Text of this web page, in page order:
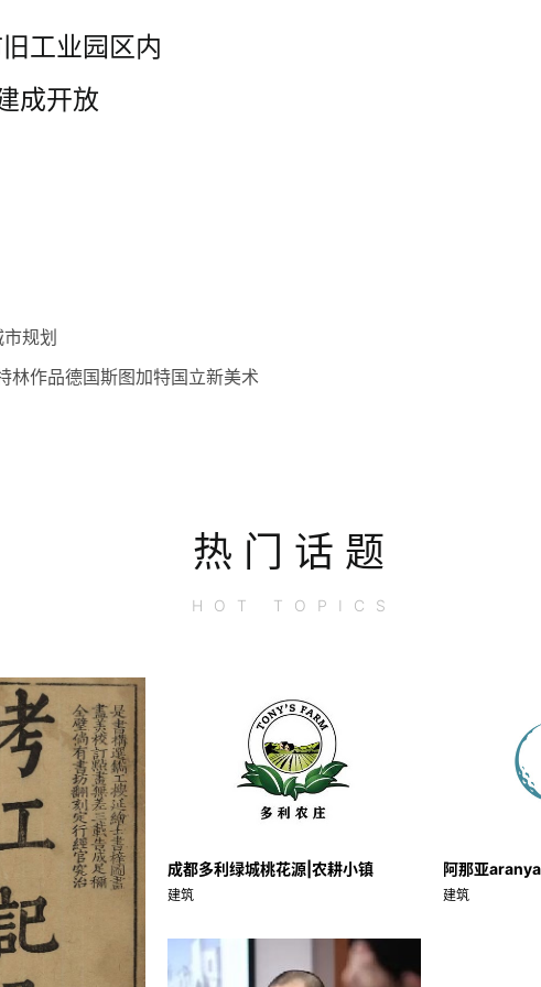
工业园区内
成开放
规划
林作品德国斯图加特国立新美术
热门话题
HOT TOPICS
成都多利绿城桃花源|农耕小镇
建筑
阿那亚
建筑